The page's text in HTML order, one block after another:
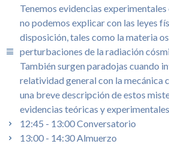
Tenemos evidencias
no podemos explicar con las leyes
disposición, tales como la materia
perturbaciones de la radiación
También surgen paradojas cuando
relatividad general con la mecánica
una breve descripción de estos
evidencias teóricas y
12:45 - 13:00 Conversatorio
13:00 - 14:30 Almuerzo